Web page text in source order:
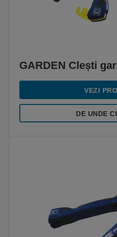
GARDEN Clești
VEZI
DE UNDE